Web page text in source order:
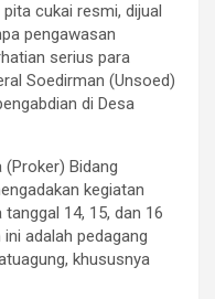
cukai resmi, dijual
pengawasan
serius para
Soedirman (Unsoed)
di Desa
(Proker) Bidang
kegiatan
14, 15, dan 16
adalah pedagang
khususnya